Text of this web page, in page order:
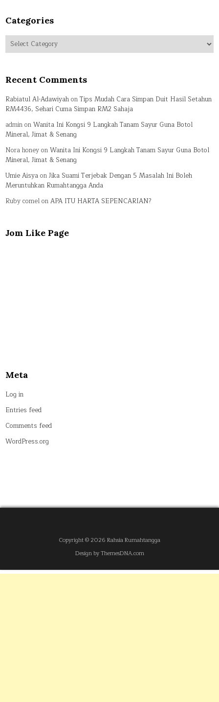
Categories
Categories
Recent Comments
Rabiatul Al-AdawiyahonTips Mudah Cara Simpan Duit Hasil Setahun
RM4436, Sehari Cuma Simpan RM2 Sahaja
adminonWanita Ini Kongsi 9 Langkah Tanam Sayur Guna Botol
Mineral, Jimat & Senang
Nora honeyonWanita Ini Kongsi 9 Langkah Tanam Sayur Guna Botol
Mineral, Jimat & Senang
Umie AisyaonJika Suami Terjebak Dengan 5 Masalah Ini Boleh
Meruntuhkan Rumahtangga Anda
Ruby comelonAPA ITU HARTA SEPENCARIAN?
Jom Like Page
Meta
Log in
Entries feed
Comments feed
WordPress.org
Copyright © 2026 Rahsia Rumahtangga
Design by ThemesDNA.com